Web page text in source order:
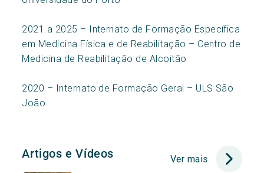
2021 a 2025 – Internato de Formação Específica
em Medicina Física e de Reabilitação – Centro de
Medicina de Reabilitação de Alcoitão
2020 – Internato de Formação Geral – ULS São
João
Artigos e Vídeos Ver mais